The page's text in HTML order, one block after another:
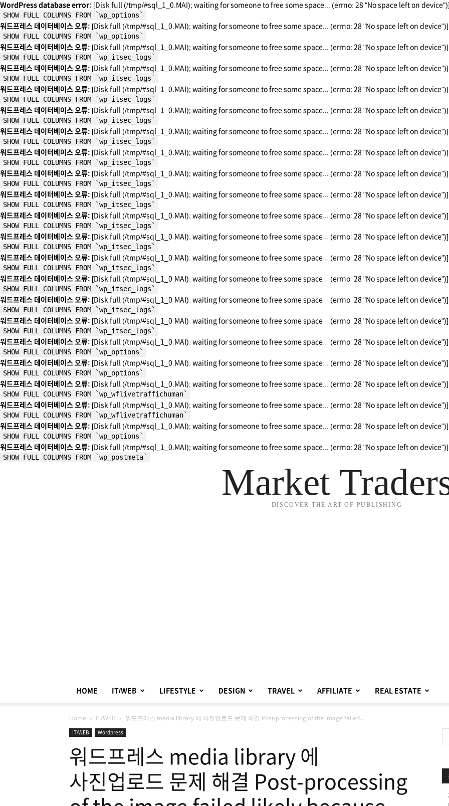
WordPress database error: [Disk full (/tmp/#sql_1_0.MAI); waiting for someone to free some space... (errno: 28 "No space left on
SHOW FULL COLUMNS FROM `wp_options`
워드프레스 데이터베이스 오류: [Disk full (/tmp/#sql_1_0.MAI); waiting for someone to free some space... (errno: 28 "No space left on device")]
SHOW FULL COLUMNS FROM `wp_options`
워드프레스 데이터베이스 오류: [Disk full (/tmp/#sql_1_0.MAI); waiting for someone to free some space... (errno: 28 "No space left on device")]
SHOW FULL COLUMNS FROM `wp_itsec_logs`
워드프레스 데이터베이스 오류: [Disk full (/tmp/#sql_1_0.MAI); waiting for someone to free some space... (errno: 28 "No space left on device")]
SHOW FULL COLUMNS FROM `wp_itsec_logs`
워드프레스 데이터베이스 오류: [Disk full (/tmp/#sql_1_0.MAI); waiting for someone to free some space... (errno: 28 "No space left on device")]
SHOW FULL COLUMNS FROM `wp_itsec_logs`
워드프레스 데이터베이스 오류: [Disk full (/tmp/#sql_1_0.MAI); waiting for someone to free some space... (errno: 28 "No space left on device")]
SHOW FULL COLUMNS FROM `wp_itsec_logs`
워드프레스 데이터베이스 오류: [Disk full (/tmp/#sql_1_0.MAI); waiting for someone to free some space... (errno: 28 "No space left on device")]
SHOW FULL COLUMNS FROM `wp_itsec_logs`
워드프레스 데이터베이스 오류: [Disk full (/tmp/#sql_1_0.MAI); waiting for someone to free some space... (errno: 28 "No space left on device")]
SHOW FULL COLUMNS FROM `wp_itsec_logs`
워드프레스 데이터베이스 오류: [Disk full (/tmp/#sql_1_0.MAI); waiting for someone to free some space... (errno: 28 "No space left on device")]
SHOW FULL COLUMNS FROM `wp_itsec_logs`
워드프레스 데이터베이스 오류: [Disk full (/tmp/#sql_1_0.MAI); waiting for someone to free some space... (errno: 28 "No space left on device")]
SHOW FULL COLUMNS FROM `wp_itsec_logs`
워드프레스 데이터베이스 오류: [Disk full (/tmp/#sql_1_0.MAI); waiting for someone to free some space... (errno: 28 "No space left on device")]
SHOW FULL COLUMNS FROM `wp_itsec_logs`
워드프레스 데이터베이스 오류: [Disk full (/tmp/#sql_1_0.MAI); waiting for someone to free some space... (errno: 28 "No space left on device")]
SHOW FULL COLUMNS FROM `wp_itsec_logs`
워드프레스 데이터베이스 오류: [Disk full (/tmp/#sql_1_0.MAI); waiting for someone to free some space... (errno: 28 "No space left on device")]
SHOW FULL COLUMNS FROM `wp_itsec_logs`
워드프레스 데이터베이스 오류: [Disk full (/tmp/#sql_1_0.MAI); waiting for someone to free some space... (errno: 28 "No space left on device")]
SHOW FULL COLUMNS FROM `wp_itsec_logs`
워드프레스 데이터베이스 오류: [Disk full (/tmp/#sql_1_0.MAI); waiting for someone to free some space... (errno: 28 "No space left on device")]
SHOW FULL COLUMNS FROM `wp_itsec_logs`
워드프레스 데이터베이스 오류: [Disk full (/tmp/#sql_1_0.MAI); waiting for someone to free some space... (errno: 28 "No space left on device")]
SHOW FULL COLUMNS FROM `wp_itsec_logs`
워드프레스 데이터베이스 오류: [Disk full (/tmp/#sql_1_0.MAI); waiting for someone to free some space... (errno: 28 "No space left on device")]
SHOW FULL COLUMNS FROM `wp_options`
워드프레스 데이터베이스 오류: [Disk full (/tmp/#sql_1_0.MAI); waiting for someone to free some space... (errno: 28 "No space left on device")]
SHOW FULL COLUMNS FROM `wp_options`
워드프레스 데이터베이스 오류: [Disk full (/tmp/#sql_1_0.MAI); waiting for someone to free some space... (errno: 28 "No space left on device")]
SHOW FULL COLUMNS FROM `wp_wflivetraffichuman`
워드프레스 데이터베이스 오류: [Disk full (/tmp/#sql_1_0.MAI); waiting for someone to free some space... (errno: 28 "No space left on device")]
SHOW FULL COLUMNS FROM `wp_wflivetraffichuman`
워드프레스 데이터베이스 오류: [Disk full (/tmp/#sql_1_0.MAI); waiting for someone to free some space... (errno: 28 "No space left on device")]
SHOW FULL COLUMNS FROM `wp_options`
워드프레스 데이터베이스 오류: [Disk full (/tmp/#sql_1_0.MAI); waiting for someone to free some space... (errno: 28 "No space left on device")]
SHOW FULL COLUMNS FROM `wp_postmeta`
Market
DISCOVER THE ART OF PUBLISHING
HOME IT/WEB LIFESTYLE DESIGN TRAVEL AFFILIATE REAL ESTATE
Home IT/WEB 워드프레스 media library 에 사진업로드 문제 해결 Post-processing of the image failed...
IT/WEB Wordpress
워드프레스 media library 에
사진업로드 문제 해결 Post-processing